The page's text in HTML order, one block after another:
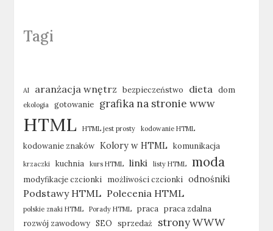
Tagi
AI aranżacja wnętrz bezpieczeństwo dieta dom
ekologia gotowanie grafika na stronie www
HTML HTML jest prosty kodowanie HTML
kodowanie znaków Kolory w HTML komunikacja
krzaczki kuchnia kurs HTML linki listy HTML moda
modyfikacje czcionki możliwości czcionki odnośniki
Podstawy HTML Polecenia HTML
polskie znaki HTML Porady HTML praca praca zdalna
rozwój zawodowy SEO sprzedaż strony WWW